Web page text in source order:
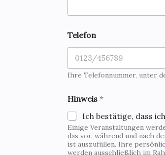
Telefon
Ihre Telefonnummer, unter
Hinweis *
Ich bestätige, dass
Einige Veranstaltungen
das vor, während und nach
ist auszufüllen. Ihre
werden ausschließlich im